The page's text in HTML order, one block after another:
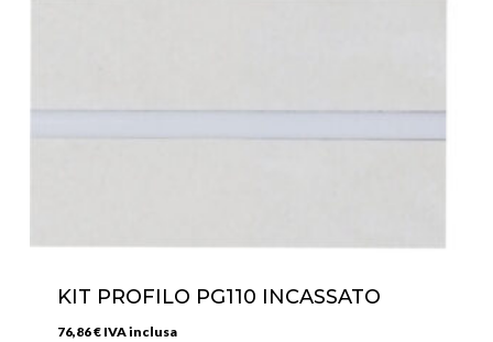
KIT PROFILO PG110 INCASSATO
76,86€ IVA inclusa